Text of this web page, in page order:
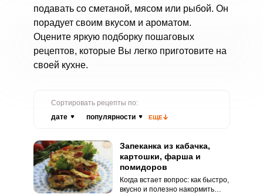
подавать со сметаной, мясом или рыбой. Он
порадует своим вкусом и ароматом.
Оцените яркую подборку пошаговых
рецептов, которые Вы легко приготовите на
своей кухне.
Сортировать рецепты по:
дате
популярности ЕЩЕ
Запеканка из кабачка,
картошки, фарша и
помидоров
Когда встает вопрос: как быстро,
вкусно и полезно накормить